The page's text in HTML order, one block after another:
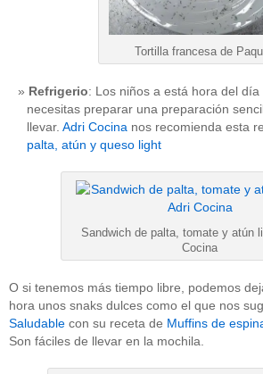
Tortilla francesa de
Refrigerio: Los niños a está hora del
necesitas preparar una preparación
llevar. Adri Cocina nos recomienda esta
palta, atún y queso light
Sandwich de palta, tomate y atún
Cocina
O si tenemos más tiempo libre, podemos
hora unos snaks dulces como el que nos
Saludable con su receta de Muffins de
Son fáciles de llevar en la mochila.